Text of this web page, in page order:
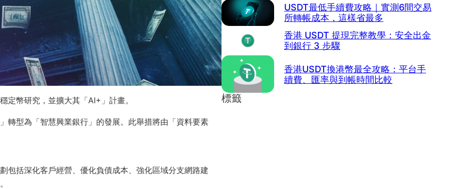
定幣研究，並擴大其「AI+」計畫。
轉型為「智慧興業銀行」的發展。此舉措將由「資料要素
包括深化客戶經營、優化負債成本、強化區域分支網路建
USDT最低手續費攻略｜實測6間交易
所轉帳成本，這樣省最多
香港 USDT 提現完整教學：安全出金
到銀行 3 步驟
香港USDT換港幣最全攻略：平台手
續費、匯率與到帳時間比較
標籤